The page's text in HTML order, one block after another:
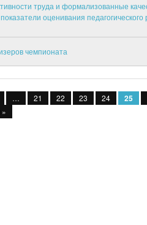
труда и формализованные
оценивания педагогического
чемпионата
… 21 22 23 24 25